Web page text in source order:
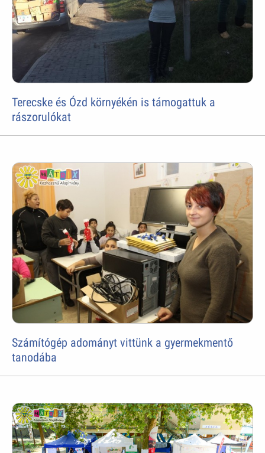
Terecske és Ózd környékén is támogattuk a
rászorulókat
Számítógép adományt vittünk a gyermekmentő
tanodába